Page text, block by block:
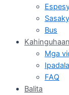
Bus
Kahinguhaan
Mga
Ipadala
FAQ
Balita